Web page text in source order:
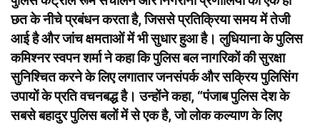
छत के नीचे प्रबंधन करता है, जिससे प्रतिक्रिया समय में तेजी
आई है और जांच क्षमताओं में भी सुधार हुआ है। लुधियाना के पुलिस
कमिश्नर स्वपन शर्मा ने कहा कि पुलिस बल नागरिकों की सुरक्षा
सुनिश्चित करने के लिए लगातार जनसंपर्क और सक्रिय पुलिसिंग
उपायों के प्रति वचनबद्ध है। उन्होंने कहा, “पंजाब पुलिस देश के
सबसे बहादुर पुलिस बलों में से एक है, जो लोक कल्याण के लिए